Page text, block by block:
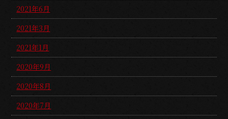
2021年6月
2021年3月
2021年1月
2020年9月
2020年8月
2020年7月